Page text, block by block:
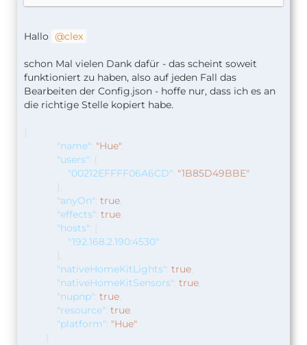
und dann im Feld homebridge-hue auf
Da gibts du die ip-Adresse:Port von deConz ein. ->
Speichern
Zurück ins Homebridge-Interface: Neustart
Im Log siehst du dann einen Abschnitt mit Users.
Den kopierst du dann einfach in die Config.json.
Sieht so aus:
"users": {
"00212E63hN89FFFF0673FB"
"909924H809DC"
},
Achte auf die Klammern und Kommata. Speichern
Hallo clex
schon Mal vielen Dank dafür - das scheint soweit
funktioniert zu haben, also auf jeden Fall das
Bearbeiten der Config.json - hoffe nur, dass ich es an
die richtige Stelle kopiert habe.
{
"name": "Hue",
"users": {
"00212EFFFF06A6CD": "1B85D49BBE"
},
"anyOn": true,
"effects": true,
"hosts":
"192.168.2.190:4530"
],
"nativeHomeKitLights": true,
"nativeHomeKitSensors": true,
"nupnp": true,
"resource": true,
"platform": "Hue"
}